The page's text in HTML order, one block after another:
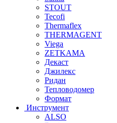
STOUT
Tecofi
Thermaflex
THERMAGENT
Viega
ZETKAMA
Декаст
Джилекс
Ридан
Тепловодомер
Формат
Инструмент
ALSO